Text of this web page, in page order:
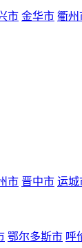
市 金华市 衢州
市 晋中市 运城
鄂尔多斯市 呼